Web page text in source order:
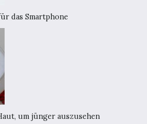
das Smartphone
um jünger auszusehen